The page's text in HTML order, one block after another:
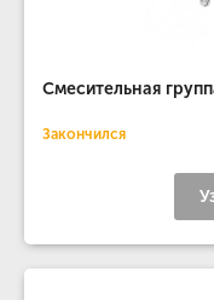
Смесительная
Закончился